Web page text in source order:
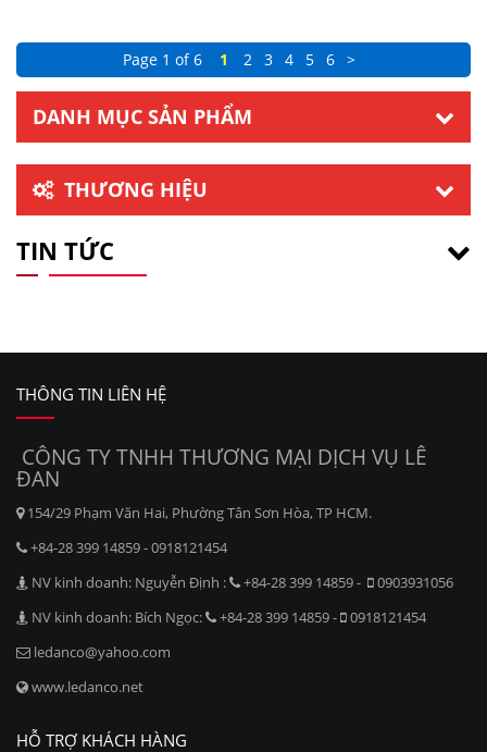
Page 1 of 6 1 2 3 4 5 6 >
DANH MỤC SẢN PHẨM
THƯƠNG HIỆU
TIN TỨC
THÔNG TIN LIÊN HỆ
CÔNG TY TNHH THƯƠNG MẠI DỊCH VỤ LÊ
ĐAN
154/29 Phạm Văn Hai, Phường Tân Sơn Hòa, TP HCM.
+84-28 399 14859 - 0918121454
NV kinh doanh: Nguyễn Định :
+84-28 399 14859 -
0903931056
NV kinh doanh: Bích Ngọc:
+84-28 399 14859 -
0918121454
ledanco@yahoo.com
www.ledanco.net
HỖ TRỢ KHÁCH HÀNG